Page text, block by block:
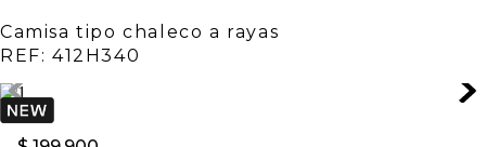
Camisa tipo chaleco a rayas
REF: 412H340